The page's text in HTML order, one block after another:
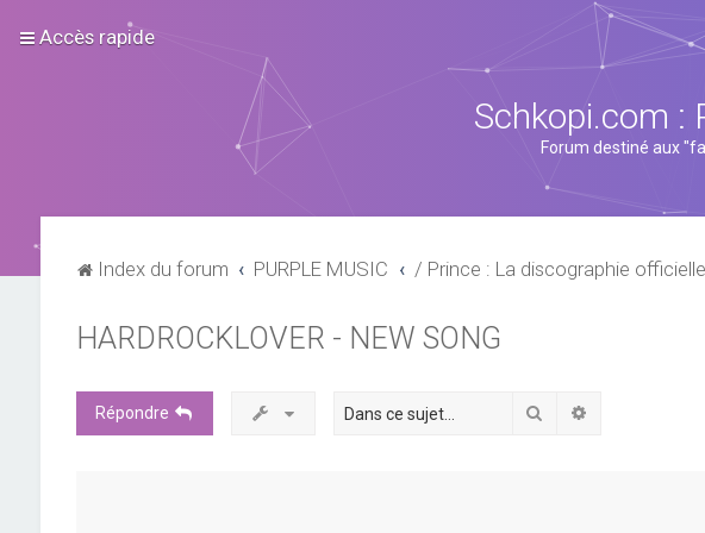
Accès rapide
Schkopi.com :
Forum destiné aux
Index du forum PURPLE MUSIC / Prince : La discographie officielle
HARDROCKLOVER - NEW SONG
Répondre Rechercher